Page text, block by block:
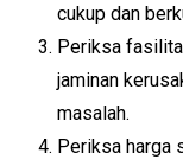
cukup dan
Periksa
jaminan
masalah.
Periksa harga